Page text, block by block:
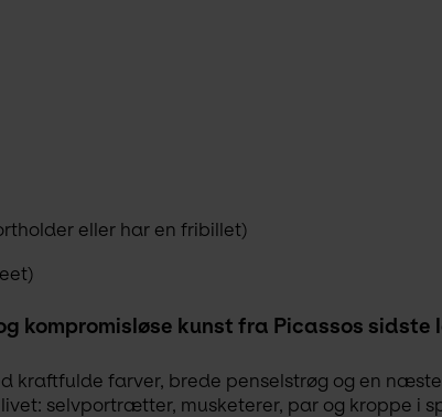
eller har en fribillet)
kompromisløse kunst fra Picassos sidste
farver, brede penselstrøg og en
selvportrætter, musketerer, par og kroppe i